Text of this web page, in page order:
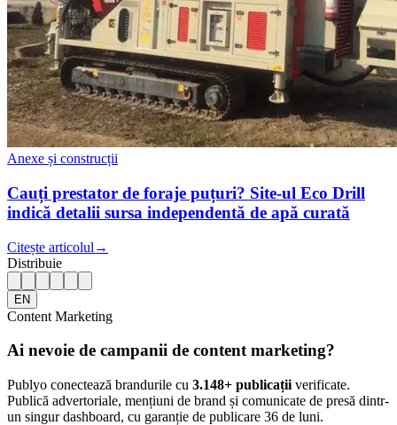
Anexe și construcții
Cauți prestator de foraje puțuri? Site-ul Eco Drill
indică detalii sursa independentă de apă curată
Citește articolul →
Distribuie
EN
Content Marketing
Ai nevoie de campanii de content marketing?
Publyo conectează brandurile cu 3.148+ publicații verificate.
Publică advertoriale, mențiuni de brand și comunicate de presă dintr-
un singur dashboard, cu garanție de publicare 36 de luni.